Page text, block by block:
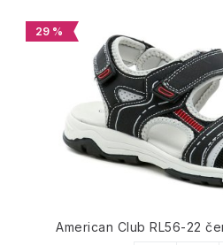
29 %
American Club RL56-22